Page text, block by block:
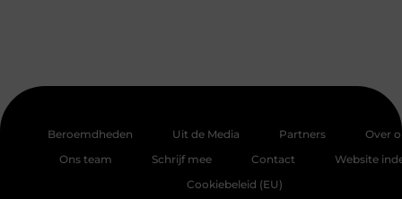
Beroemdheden Uit de Media Partners
Over
Ons team
Schrijf mee Contact
Website
Cookiebeleid (EU)